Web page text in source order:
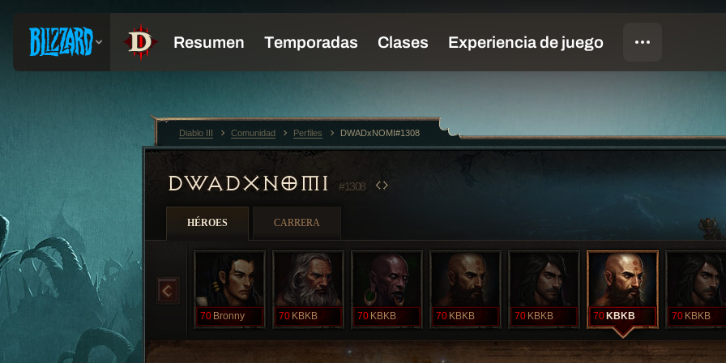
DWADXNOMI #1308
HÉROES CARRERA
70 Bronny 70 KBKB 70 KBKB 70 KBKB 70 KBKB 70 KBKB 70 KBKB
Diablo III Comunidad Perfiles DWADxNOMI#1308